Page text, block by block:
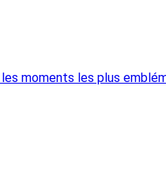
moments les plus